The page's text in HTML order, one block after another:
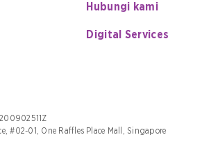
Hubungi kami
Digital Services
#02-01, One Raffles Place Mall, Singapore